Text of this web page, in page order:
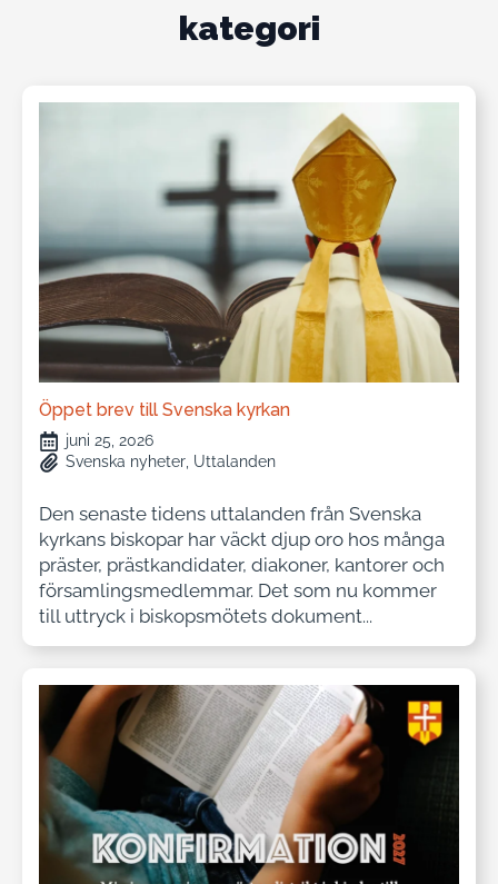
kategori
Öppet brev till Svenska kyrkan
juni 25, 2026
Svenska nyheter Uttalanden
Den senaste tidens uttalanden från Svenska
kyrkans biskopar har väckt djup oro hos många
präster, prästkandidater, diakoner, kantorer och
församlingsmedlemmar. Det som nu kommer
till uttryck i biskopsmötets dokument...